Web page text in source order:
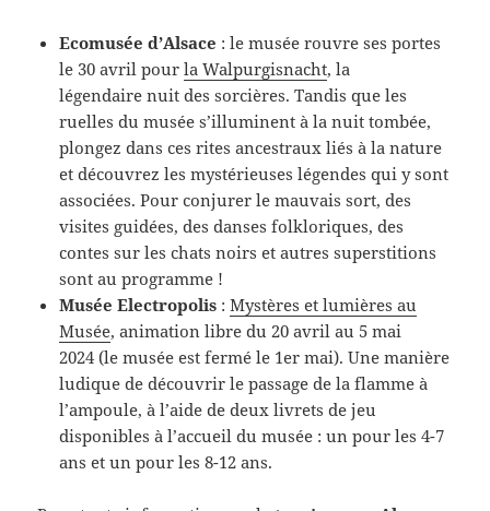
Ecomusée d’Alsace : le musée rouvre ses portes
le 30 avril pourla Walpurgisnacht, la
légendaire nuit des sorcières. Tandis que les
ruelles du musée s’illuminent à la nuit tombée,
plongez dans ces rites ancestraux liés à la nature
et découvrez les mystérieuses légendes qui y sont
associées. Pour conjurer le mauvais sort, des
visites guidées, des danses folkloriques, des
contes sur les chats noirs et autres superstitions
sont au programme !
Musée Electropolis :Mystères et lumières au
Musée, animation libre du 20 avril au 5 mai
2024 (le musée est fermé le 1er mai). Une manière
ludique de découvrir le passage de la flamme à
l’ampoule, à l’aide de deux livrets de jeu
disponibles à l’accueil du musée : un pour les 4-7
ans et un pour les 8-12 ans.